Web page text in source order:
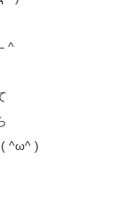
^
( ^ω^ )